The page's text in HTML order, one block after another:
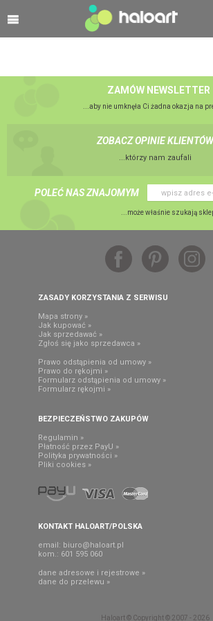
ZAMÓW NEWSLETTER
...aby nie umknęła Ci żadna okazja na
ZOBACZ OPINIE KLIENTÓW
...którzy nam zaufali
POLEĆ NAS ZNAJOMYM
...może właśnie szukają
ZASADY KORZYSTANIA Z SERWISU
Mapa strony »
Jak kupować »
Jak sprzedawać »
Zgłoś się jako sprzedawca »
Prawo odstąpienia od umowy »
Prawo do rękojmi »
Formularz odstąpienia od umowy »
Formularz rękojmi »
BEZPIECZEŃSTWO ZAKUPÓW
Regulamin »
Płatność przez PayU »
Polityka prywatności »
Pliki cookies »
KONTAKT HALOART/POLSKA
email: biuro@haloart.pl
kom.: 601 595 060
dane adresowe i rejestrowe »
dane do przelewu »
Haloart © Copyright © 2007 - 2026